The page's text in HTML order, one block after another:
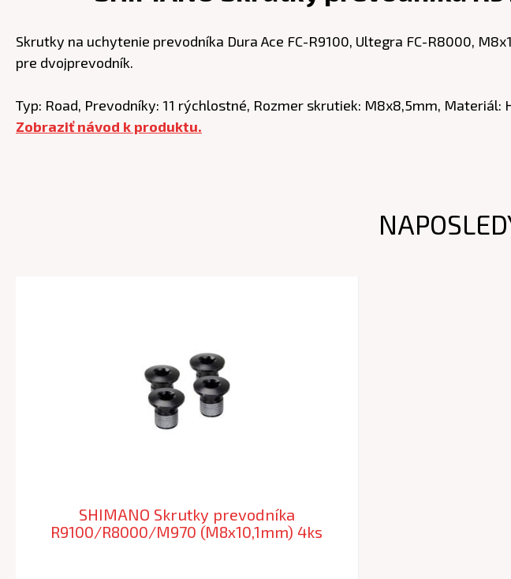
Skrutky na uchytenie prevodníka Dura Ace FC-R9100, Ultegra FC-R8000,
pre dvojprevodník.
Typ: Road, Prevodníky: 11 rýchlostné, Rozmer skrutiek: M8x8,5mm, Materiál:
Zobraziť návod k produktu.
SHIMANO Skrutky prevodníka
R9100/R8000/M970 (M8x10,1mm) 4ks